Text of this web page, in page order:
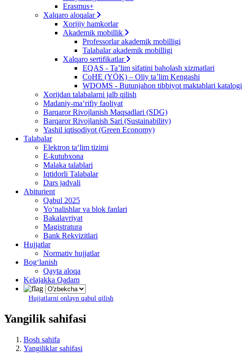
Erasmus+
Xalqaro aloqalar
Xorijiy hamkorlar
Akademik mobillik
Professorlar akademik mobilligi
Talabalar akademik mobilligi
Xalqaro sertifikatlar
EQAS - Ta’lim sifatini baholash xizmatlari
CoHE (YÖK) – Oliy ta’lim Kengashi
WDOMS - Butunjahon tibbiyot maktablari katalogi
Xorijdan talabalarni jalb qilish
Madaniy-ma‘rifiy faoliyat
Barqaror Rivojlanish Maqsadlari (SDG)
Barqaror Rivojlanish Sari (Sustainability)
Yashil iqtisodiyot (Green Economy)
Talabalar
Elektron ta‘lim tizimi
E-kutubxona
Malaka talablari
Iqtidorli Talabalar
Dars jadvali
Abiturient
Qabul 2025
Yo‘nalishlar va blok fanlari
Bakalavriyat
Magistratura
Bank Rekvizitlari
Hujjatlar
Normativ hujjatlar
Bog‘lanish
Qayta aloqa
Kelajakka Qadam
Hujjatlarni onlayn qabul qilish
Yangilik sahifasi
Bosh sahifa
Yangiliklar sahifasi